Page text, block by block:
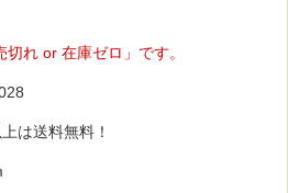
れ or 在庫ゼロ」です。
は送料無料！